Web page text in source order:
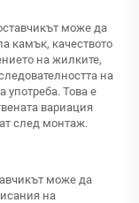
може да
камък, качеството
на жилките,
на
употреба. Това е
вариация
след монтаж.
може да
на